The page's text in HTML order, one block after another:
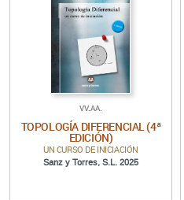
VV.AA.
TOPOLOGÍA DIFERENCIAL (4ª
EDICIÓN)
UN CURSO DE INICIACIÓN
Sanz y Torres, S.L. 2025